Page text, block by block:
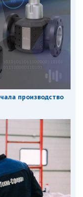
производство